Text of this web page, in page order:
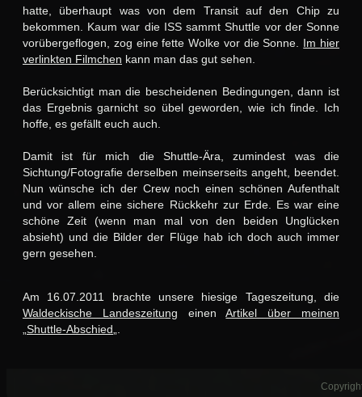
hatte, überhaupt was von dem Transit auf den Chip zu
bekommen. Kaum war die ISS sammt Shuttle vor der Sonne
vorübergeflogen, zog eine fette Wolke vor die Sonne. Im hier
verlinkten Filmchen kann man das gut sehen.
Berücksichtigt man die bescheidenen Bedingungen, dann ist
das Ergebnis garnicht so übel geworden, wie ich finde. Ich
hoffe, es gefällt euch auch.
Damit ist für mich die Shuttle-Ära, zumindest was die
Sichtung/Fotografie derselben meinserseits angeht, beendet.
Nun wünsche ich der Crew noch einen schönen Aufenthalt
und vor allem eine sichere Rückkehr zur Erde. Es war eine
schöne Zeit (wenn man mal von den beiden Unglücken
absieht) und die Bilder der Flüge hab ich doch auch immer
gern gesehen.
Am 16.07.2011 brachte unsere hiesige Tageszeitung, die
Waldeckische Landeszeitung einenArtikel über meinen
„Shuttle-Abschied